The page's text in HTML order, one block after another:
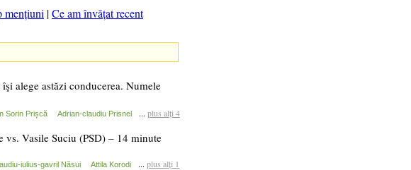
mențiuni |Ce am învățat recent
alege astăzi conducerea. Numele
Sorin Prișcă Adrian-claudiu Prisnel ... plus alți 4
Vasile Suciu (PSD) – 14 minute
iulius-gavril Năsui Attila Korodi ... plus alți 1